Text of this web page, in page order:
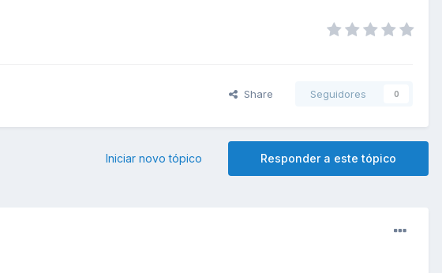
Share Seguidores 0
Responder a este tópico
Iniciar novo tópico